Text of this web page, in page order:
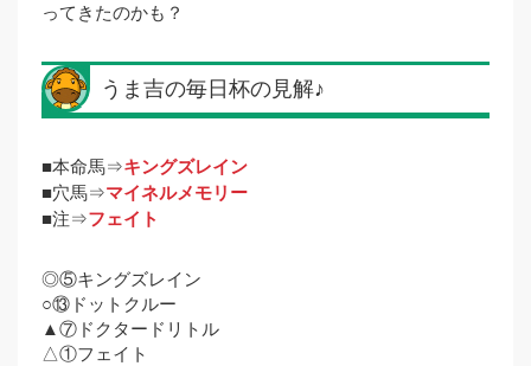
ってきたのかも？
うま吉の毎日杯の見解♪
■本命馬⇒キングズレイン
■穴馬⇒マイネルメモリー
■注⇒フェイト
◎⑤キングズレイン
○⑬ドットクルー
▲⑦ドクタードリトル
△①フェイト